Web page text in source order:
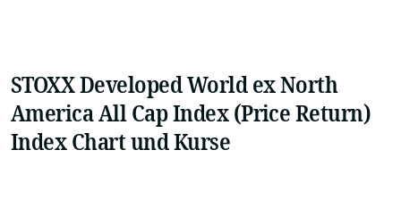
STOXX Developed World ex North
America All Cap Index (Price Return)
Index Chart und Kurse